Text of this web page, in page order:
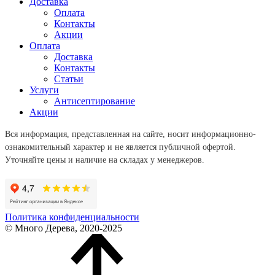
Оплата
Контакты
Акции
Оплата
Доставка
Контакты
Статьи
Услуги
Антисептирование
Акции
Вся информация, представленная на сайте, носит информационно-
ознакомительный характер и не является публичной офертой.
Уточняйте цены и наличие на складах у менеджеров.
Политика конфиденциальности
© Много Дерева, 2020-2025